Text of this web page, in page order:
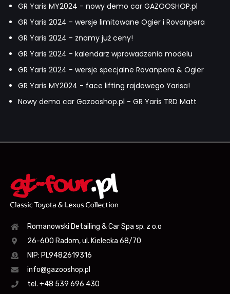
GR Yaris MY2024 - nowy demo car GAZOOSHOP.pl
GR Yaris 2024 - wersje limitowane Ogier i Rovanpera
GR Yaris 2024 - znamy już ceny!
GR Yaris 2024 - kalendarz wprowadzenia modelu
GR Yaris 2024 - wersje specjalne Rovanpera & Ogier
GR Yaris MY2024 - face lifting rajdowego Yarisa!
Nowy demo car Gazooshop.pl - GR Yaris TRD Matt
Romanowski Detailing & Car Spa sp. z o.o
26-600 Radom, ul. Kielecka 68/70
NIP: PL9482619316
info@gazooshop.pl
tel. +48 539 696 430